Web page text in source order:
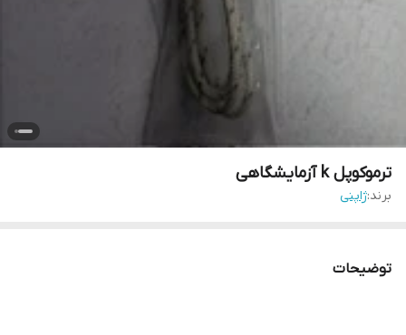
ترموکوپل k آزمایشگاهی
برند:ژاپنی
توضیحات